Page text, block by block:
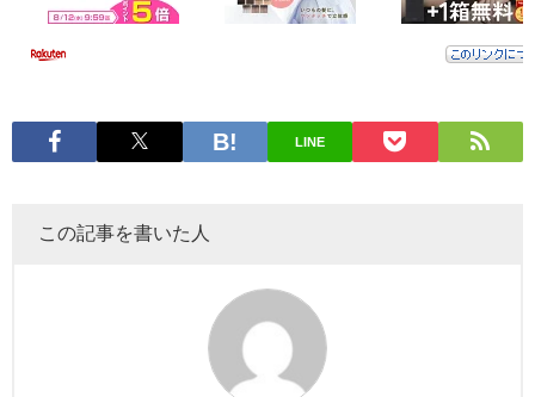
LINE
この記事を書いた人